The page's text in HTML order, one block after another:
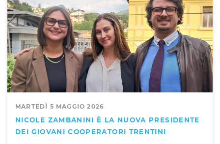
MARTEDÌ 5 MAGGIO 2026
NICOLE ZAMBANINI È LA NUOVA PRESIDENTE
DEI GIOVANI COOPERATORI TRENTINI